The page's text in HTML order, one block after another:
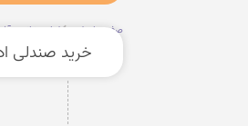
صفحه اصلی لوازم خانه و
خرید صندلی اداری با